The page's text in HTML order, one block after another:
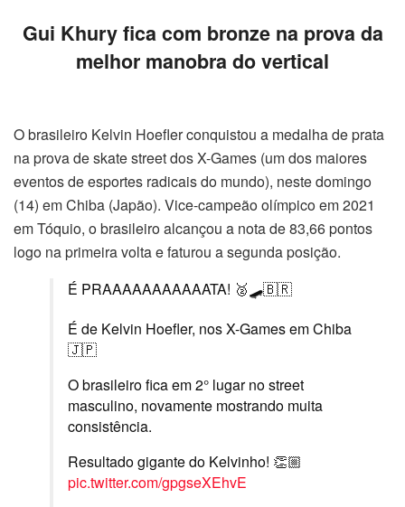
Gui Khury fica com bronze na prova da
melhor manobra do vertical
O brasileiro Kelvin Hoefler conquistou a medalha de prata
na prova de skate street dos X-Games (um dos maiores
eventos de esportes radicais do mundo), neste domingo
(14) em Chiba (Japão). Vice-campeão olímpico em 2021
em Tóquio, o brasileiro alcançou a nota de 83,66 pontos
logo na primeira volta e faturou a segunda posição.
É PRAAAAAAAAAAATA! 🥈🛹🇧🇷
É de Kelvin Hoefler, nos X-Games em Chiba
🇯🇵
O brasileiro fica em 2° lugar no street
masculino, novamente mostrando muita
consistência.
Resultado gigante do Kelvinho! 👏🏼
pic.twitter.com/gpgseXEhvE